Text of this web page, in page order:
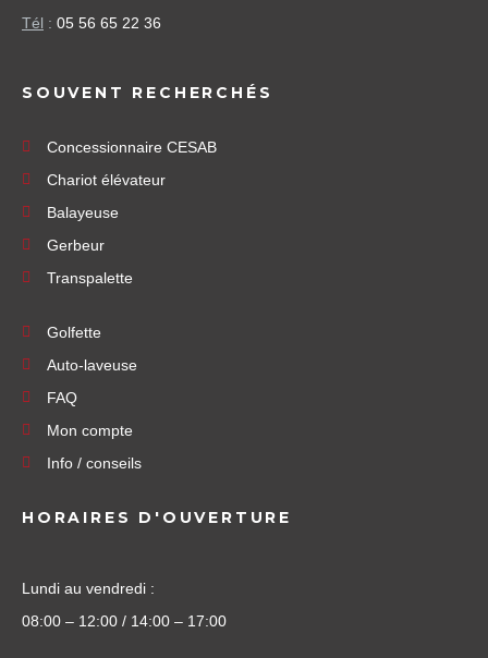
Tél : 05 56 65 22 36
SOUVENT RECHERCHÉS
Concessionnaire CESAB
Chariot élévateur
Balayeuse
Gerbeur
Transpalette
Golfette
Auto-laveuse
FAQ
Mon compte
Info / conseils
HORAIRES D'OUVERTURE
Lundi au vendredi :
08:00 – 12:00 / 14:00 – 17:00